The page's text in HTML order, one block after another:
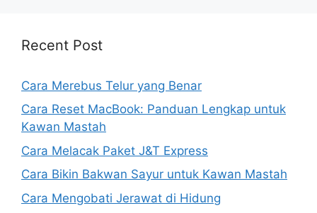
Recent Post
Cara Merebus Telur yang Benar
Cara Reset MacBook: Panduan Lengkap untuk
Kawan Mastah
Cara Melacak Paket J&T Express
Cara Bikin Bakwan Sayur untuk Kawan Mastah
Cara Mengobati Jerawat di Hidung